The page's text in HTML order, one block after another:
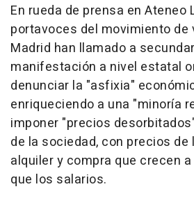
En rueda de prensa en Ateneo
portavoces del movimiento de
Madrid han llamado a
manifestación a nivel estatal
denunciar la "asfixia"
enriqueciendo a una "minoría
imponer "precios
de la sociedad, con precios de
alquiler y compra que crecen
que los salarios.